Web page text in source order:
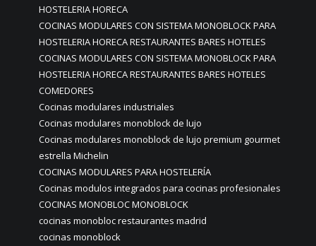
HOSTELERIA HORECA
COCINAS MODULARES CON SISTEMA MONOBLOCK PARA
HOSTELERIA HORECA RESTAURANTES BARES HOTELES
COCINAS MODULARES CON SISTEMA MONOBLOCK PARA
HOSTELERIA HORECA RESTAURANTES BARES HOTELES
COMEDORES
Cocinas modulares industriales
Cocinas modulares monoblock de lujo
Cocinas modulares monoblock de lujo premium gourmet
estrella Michelin
COCINAS MODULARES PARA HOSTELERÍA
Cocinas modulos integrados para cocinas profesionales
COCINAS MONOBLOC MONOBLOCK
cocinas monobloc restaurantes madrid
cocinas monoblock